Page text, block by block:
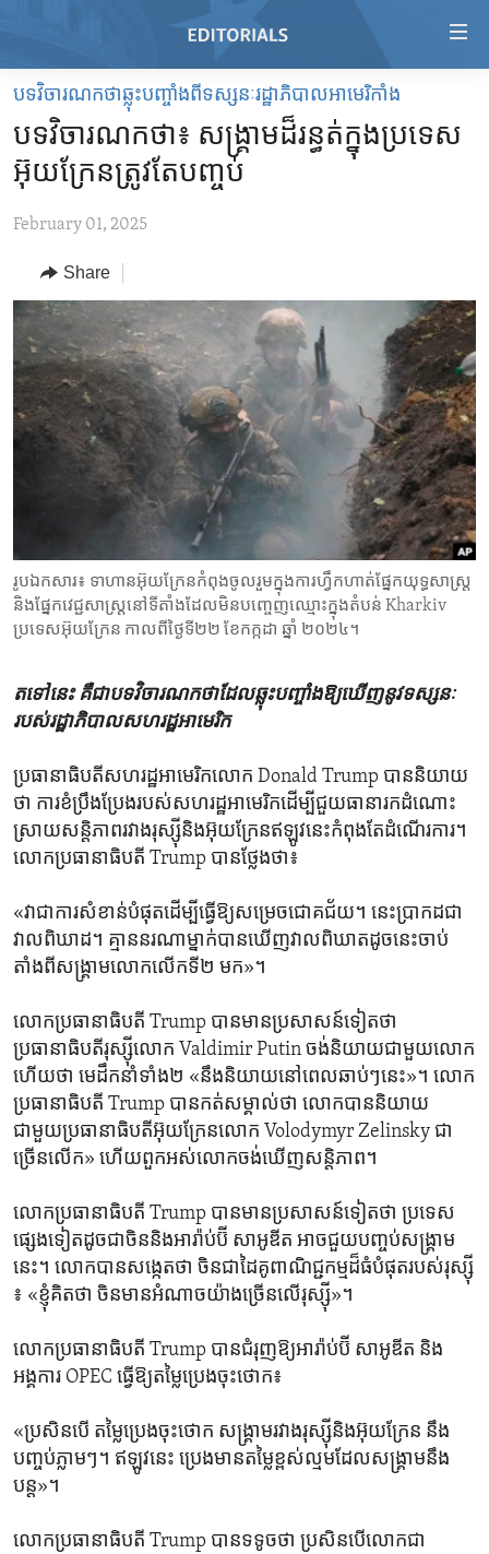
Skip
main
content
Skip
to
Navigation
Skip
Search
HOME
VIDEO
RADIO
REGIONS
AFRICA
AMERICAS
ASIA
EUROPE
MIDDLE EAST
TOPICS
HUMAN RIGHTS
SECURITY AND DEFENSE
AID AND DEVELOPMENT
DEMOCRACY AND GOVERNANCE
ECONOMY AND TRADE
ENVIRONMENT AND HEALTH
IDEALS AND INSTITUTIONS
ARCHIVE
ABOUT US
FOLLOW US
បទវិចារណកថាឆ្លុះបញ្ចាំងពីទស្សនៈរដ្ឋាភិបាលអាមេរិកាំង
បទវិចារណកថា៖ សង្គ្រាម​ដ៏​រន្ធត់​ក្នុង​ប្រទេស​
អ៊ុយក្រែន​ត្រូវតែ​បញ្ចប់
February 01, 2025
Share
រូបឯកសារ៖ ទាហាន​អ៊ុយក្រែន​កំពុង​ចូលរួម​ក្នុង​ការហ្វឹកហាត់​ផ្នែក​យុទ្ធសាស្ត្រ
និងផ្នែក​វេជ្ជសាស្រ្ដ​នៅ​ទីតាំង​ដែល​មិន​បញ្ចេញ​ឈ្មោះ​ក្នុង​តំបន់ Kharkiv
ប្រទេស​អ៊ុយក្រែន កាលពី​ថ្ងៃទី២២ ខែកក្កដា ឆ្នាំ ២០២៤។
តទៅនេះ​ គឺជា​បទវិចារណកថា​ដែល​ឆ្លុះ​បញ្ចាំង​ឱ្យ​ឃើញ​នូវ​ទស្សនៈ​
របស់​រដ្ឋាភិបាល​សហរដ្ឋ​អាមេរិក
ប្រធានាធិបតី​សហរដ្ឋ​អាមេរិក​លោក Donald Trump បាន​និយាយ​
ថា ​ការខំប្រឹងប្រែង​របស់​សហរដ្ឋ​អាមេរិក​ដើម្បី​ជួយ​ធានា​រក​ដំណោះ
ស្រាយ​សន្តិភាព​រវាង​រុស្ស៊ី​និង​អ៊ុយក្រែន​ឥឡូវនេះ​កំពុង​តែដំណើរការ។
លោក​ប្រធានាធិបតី Trump បាន​ថ្លែង​ថា៖
«វា​ជា​ការសំខាន់​បំផុត​ដើម្បី​ធ្វើ​ឱ្យ​សម្រេច​ជោគជ័យ។ នេះ​ប្រាកដ​ជា​
វាលពិឃាដ។ គ្មាន​នរណា​ម្នាក់​បាន​ឃើញ​វាល​ពិឃាត​ដូច​នេះ​ចាប់
តាំង​ពី​សង្គ្រាម​លោក​លើក​ទី២ មក»។
លោក​ប្រធានាធិបតី Trump បាន​មាន​ប្រសាសន៍​ទៀត​ថា ​
ប្រធានាធិបតី​រុស្ស៊ី​លោក Valdimir Putin ចង់​និយាយ​ជាមួយ​លោក
ហើយ​ថា​ មេដឹកនាំ​ទាំង២ «នឹង​និយាយ​នៅ​ពេល​ឆាប់ៗនេះ»។ លោក​
ប្រធានាធិបតី Trump បាន​កត់​សម្គាល់​ថា​ លោក​បាន​និយាយ​
ជាមួយ​ប្រធានាធិបតី​អ៊ុយក្រែន​លោក Volodymyr Zelinsky ជា​
ច្រើន​លើក» ហើយ​ពួក​អស់​លោក​ចង់​ឃើញ​សន្តិភាព។
លោក​ប្រធានាធិបតី Trump បាន​មាន​ប្រសាសន៍​ទៀត​ថា​ ប្រទេស​
ផ្សេង​ទៀត​ដូចជា​ចិន​និង​អារ៉ាប់ប៊ី សាអូឌីត អាច​ជួយ​បញ្ចប់​សង្គ្រាម​
នេះ។ លោក​បាន​សង្កេត​ថា​ ចិន​ជា​ដៃគូ​ពាណិជ្ជកម្ម​ដ៏​ធំ​បំផុត​របស់​រុស្ស៊ី​
៖ «ខ្ញុំ​គិត​ថា​ ចិន​មាន​អំណាច​យ៉ាង​ច្រើន​លើ​រុស្ស៊ី»។
លោក​ប្រធានាធិបតី Trump បាន​ជំរុញ​ឱ្យ​អារ៉ាប់ប៊ី សាអូឌីត ​និង​
អង្គការ OPEC ធ្វើ​ឱ្យ​តម្លៃ​ប្រេង​ចុះ​ថោក៖
«ប្រសិនបើ តម្លៃ​ប្រេង​ចុះ​ថោក សង្គ្រាម​រវាង​រុស្ស៊ី​និង​អ៊ុយក្រែន នឹង​
បញ្ចប់​ភ្លាមៗ។ ឥឡូវ​នេះ ប្រេង​មាន​តម្លៃខ្ពស់​ល្មម​ដែល​សង្គ្រាមនឹង​
បន្ត»។
លោក​ប្រធានាធិបតី Trump បាន​ទទូច​ថា ​ប្រសិនបើ​លោក​ជា​